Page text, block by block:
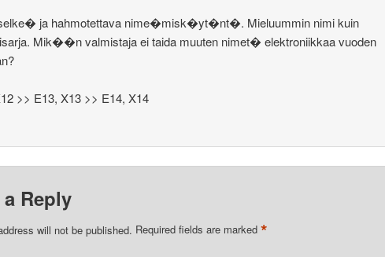
ja hahmotettava nime�misk�yt�nt�. Mieluummin nimi kuin
Mik��n valmistaja ei taida muuten nimet� elektroniikkaa vuoden
>> E13, X13 >> E14, X14
a Reply
will not be published. Required fields are marked *